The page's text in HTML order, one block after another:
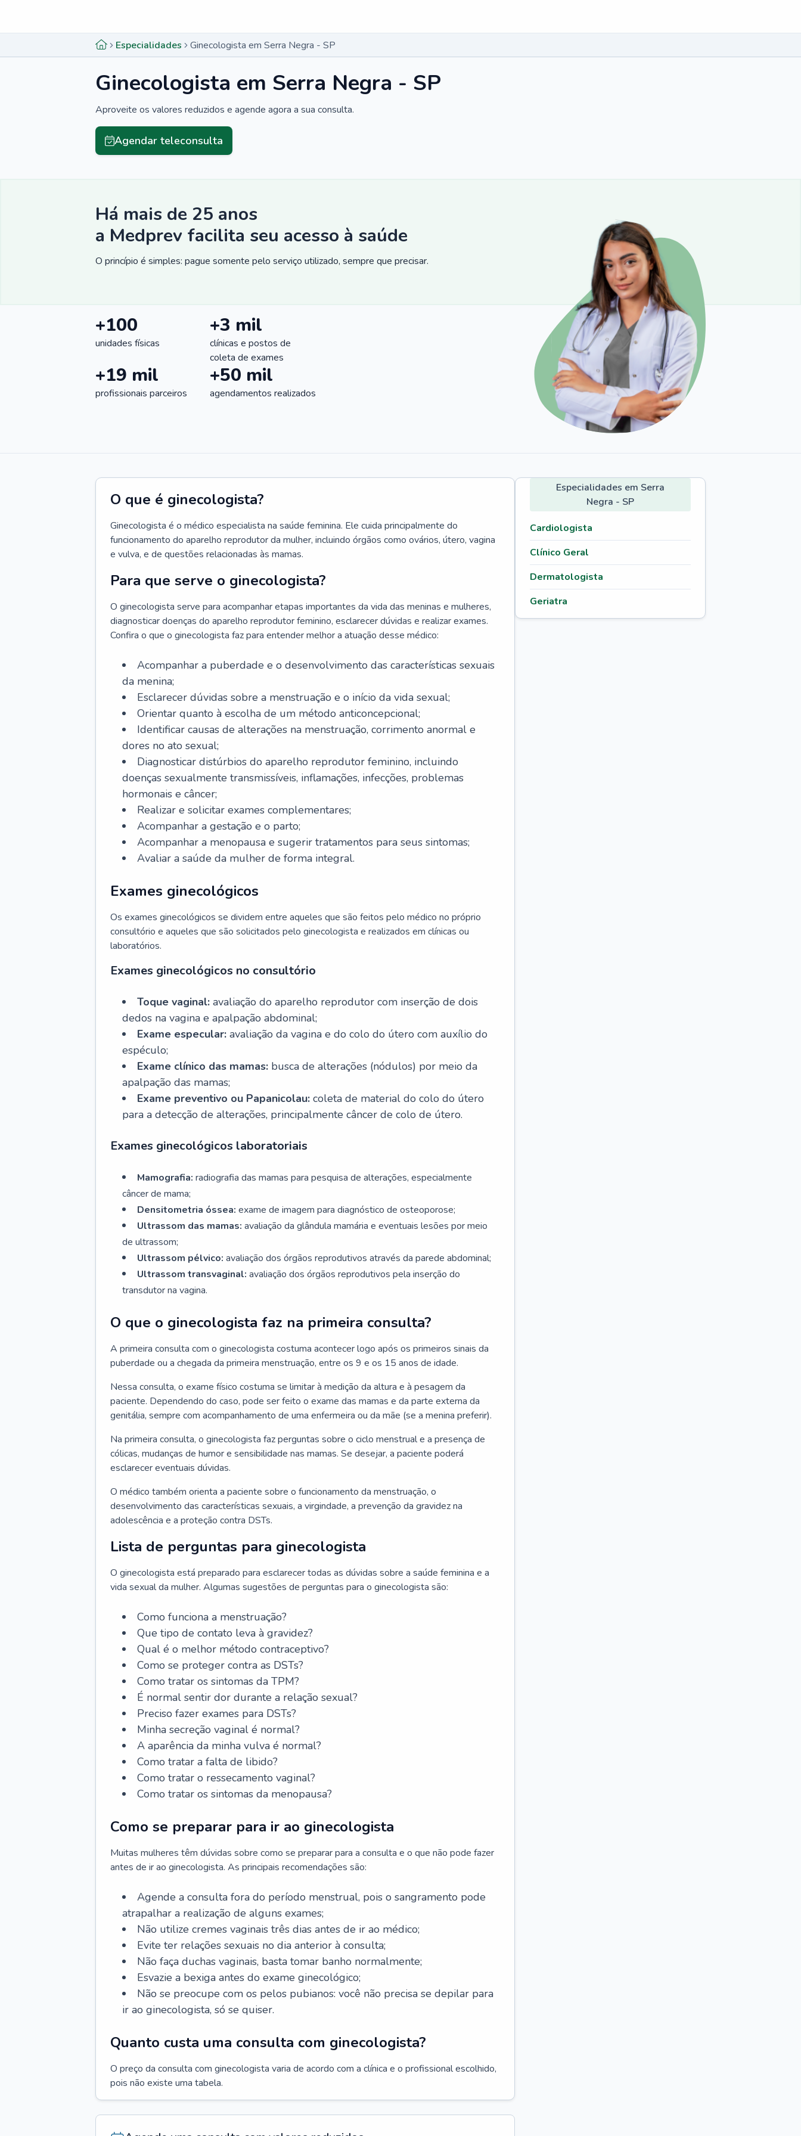
Especialidades Ginecologista em Serra Negra - SP
Ginecologista em Serra Negra - SP
Aproveite os valores reduzidos e agende agora a sua consulta.
Agendar teleconsulta
Há mais de 25 anos
a Medprev facilita seu acesso à saúde
O princípio é simples: pague somente pelo serviço utilizado, sempre que precisar.
+100
unidades físicas
+3 mil
clínicas e postos de
coleta de exames
+19 mil
profissionais parceiros
+50 mil
agendamentos realizados
O que é ginecologista?
Ginecologista é o médico especialista na saúde feminina. Ele cuida principalmente do
funcionamento do aparelho reprodutor da mulher, incluindo órgãos como ovários, útero, vagina
e vulva, e de questões relacionadas às mamas.
Para que serve o ginecologista?
O ginecologista serve para acompanhar etapas importantes da vida das meninas e mulheres,
diagnosticar doenças do aparelho reprodutor feminino, esclarecer dúvidas e realizar exames.
Confira o que o ginecologista faz para entender melhor a atuação desse médico:
Acompanhar a puberdade e o desenvolvimento das características sexuais
da menina;
Esclarecer dúvidas sobre a menstruação e o início da vida sexual;
Orientar quanto à escolha de um método anticoncepcional;
Identificar causas de alterações na menstruação, corrimento anormal e
dores no ato sexual;
Diagnosticar distúrbios do aparelho reprodutor feminino, incluindo
doenças sexualmente transmissíveis, inflamações, infecções, problemas
hormonais e câncer;
Realizar e solicitar exames complementares;
Acompanhar a gestação e o parto;
Acompanhar a menopausa e sugerir tratamentos para seus sintomas;
Avaliar a saúde da mulher de forma integral.
Exames ginecológicos
Os exames ginecológicos se dividem entre aqueles que são feitos pelo médico no próprio
consultório e aqueles que são solicitados pelo ginecologista e realizados em clínicas ou
laboratórios.
Exames ginecológicos no consultório
Toque vaginal: avaliação do aparelho reprodutor com inserção de dois
dedos na vagina e apalpação abdominal;
Exame especular: avaliação da vagina e do colo do útero com auxílio do
espéculo;
Exame clínico das mamas: busca de alterações (nódulos) por meio da
apalpação das mamas;
Exame preventivo ou Papanicolau: coleta de material do colo do útero
para a detecção de alterações, principalmente câncer de colo de útero.
Exames ginecológicos laboratoriais
Mamografia: radiografia das mamas para pesquisa de alterações, especialmente
câncer de mama;
Densitometria óssea: exame de imagem para diagnóstico de osteoporose;
Ultrassom das mamas: avaliação da glândula mamária e eventuais lesões por meio
de ultrassom;
Ultrassom pélvico: avaliação dos órgãos reprodutivos através da parede abdominal;
Ultrassom transvaginal: avaliação dos órgãos reprodutivos pela inserção do
transdutor na vagina.
O que o ginecologista faz na primeira consulta?
A primeira consulta com o ginecologista costuma acontecer logo após os primeiros sinais da
puberdade ou a chegada da primeira menstruação, entre os 9 e os 15 anos de idade.
Nessa consulta, o exame físico costuma se limitar à medição da altura e à pesagem da
paciente. Dependendo do caso, pode ser feito o exame das mamas e da parte externa da
genitália, sempre com acompanhamento de uma enfermeira ou da mãe (se a menina preferir).
Na primeira consulta, o ginecologista faz perguntas sobre o ciclo menstrual e a presença de
cólicas, mudanças de humor e sensibilidade nas mamas. Se desejar, a paciente poderá
esclarecer eventuais dúvidas.
O médico também orienta a paciente sobre o funcionamento da menstruação, o
desenvolvimento das características sexuais, a virgindade, a prevenção da gravidez na
adolescência e a proteção contra DSTs.
Lista de perguntas para ginecologista
O ginecologista está preparado para esclarecer todas as dúvidas sobre a saúde feminina e a
vida sexual da mulher. Algumas sugestões de perguntas para o ginecologista são:
Como funciona a menstruação?
Que tipo de contato leva à gravidez?
Qual é o melhor método contraceptivo?
Como se proteger contra as DSTs?
Como tratar os sintomas da TPM?
É normal sentir dor durante a relação sexual?
Preciso fazer exames para DSTs?
Minha secreção vaginal é normal?
A aparência da minha vulva é normal?
Como tratar a falta de libido?
Como tratar o ressecamento vaginal?
Como tratar os sintomas da menopausa?
Como se preparar para ir ao ginecologista
Muitas mulheres têm dúvidas sobre como se preparar para a consulta e o que não pode fazer
antes de ir ao ginecologista. As principais recomendações são:
Agende a consulta fora do período menstrual, pois o sangramento pode
atrapalhar a realização de alguns exames;
Não utilize cremes vaginais três dias antes de ir ao médico;
Evite ter relações sexuais no dia anterior à consulta;
Não faça duchas vaginais, basta tomar banho normalmente;
Esvazie a bexiga antes do exame ginecológico;
Não se preocupe com os pelos pubianos: você não precisa se depilar para
ir ao ginecologista, só se quiser.
Quanto custa uma consulta com ginecologista?
O preço da consulta com ginecologista varia de acordo com a clínica e o profissional escolhido,
pois não existe uma tabela.
Especialidades em Serra
Negra - SP
Cardiologista
Clínico Geral
Dermatologista
Geriatra